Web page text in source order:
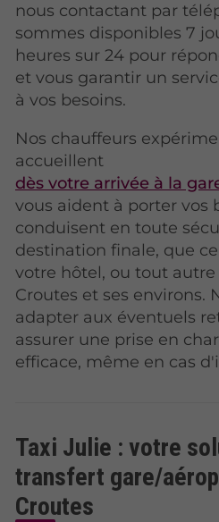
nous contactant par
sommes disponibles 7
heures sur 24 pour
et vous garantir un
à vos besoins.
Nos chauffeurs
accueillent
dès votre arrivée à la
vous aident à porter vos
conduisent en toute
destination finale, que
votre hôtel, ou tout
Croutes et ses environs.
adapter aux éventuels
assurer une prise en
efficace, même en cas
Taxi Julie : votre
transfert gare/
Croutes